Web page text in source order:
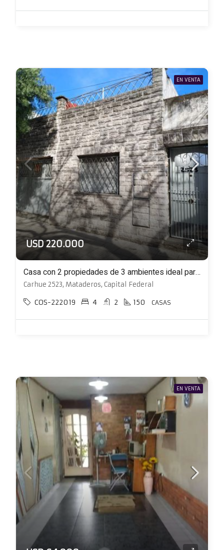
EN VENTA
USD 220.000
Casa con 2 propiedades de 3 ambientes ideal para 2 familias
Carhue 2523, Mataderos, Capital Federal
COS-222019 4 2 150 CASAS
EN VENTA